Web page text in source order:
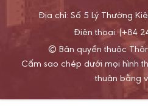
Địa chỉ: Số 5 Lý Thường
Điện thoại: (+84
© Bản quyền thuộc
Cấm sao chép dưới mọi hình
thuận bằng